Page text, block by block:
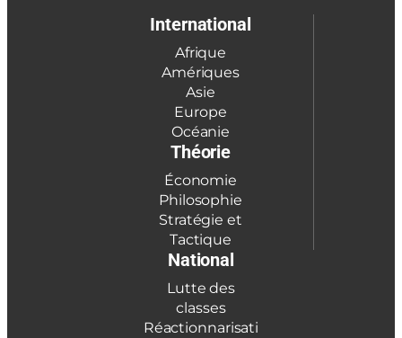
International
Afrique
Amériques
Asie
Europe
Océanie
Théorie
Économie
Philosophie
Stratégie et
Tactique
National
Lutte des
classes
Réactionnarisati